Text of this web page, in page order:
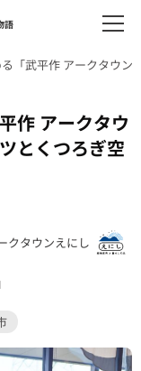
語
「武平作 アークタウ
作 アークタウ
とくつろぎ空
クタウンえにし